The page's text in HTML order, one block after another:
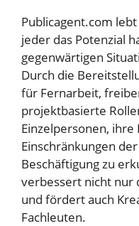
Publicagent.com
jeder das Potenzial
gegenwärtigen
Durch die
für Fernarbeit,
projektbasierte
Einzelpersonen,
Einschränkungen
Beschäftigung zu
verbessert nicht nur
und fördert auch
Fachleuten.